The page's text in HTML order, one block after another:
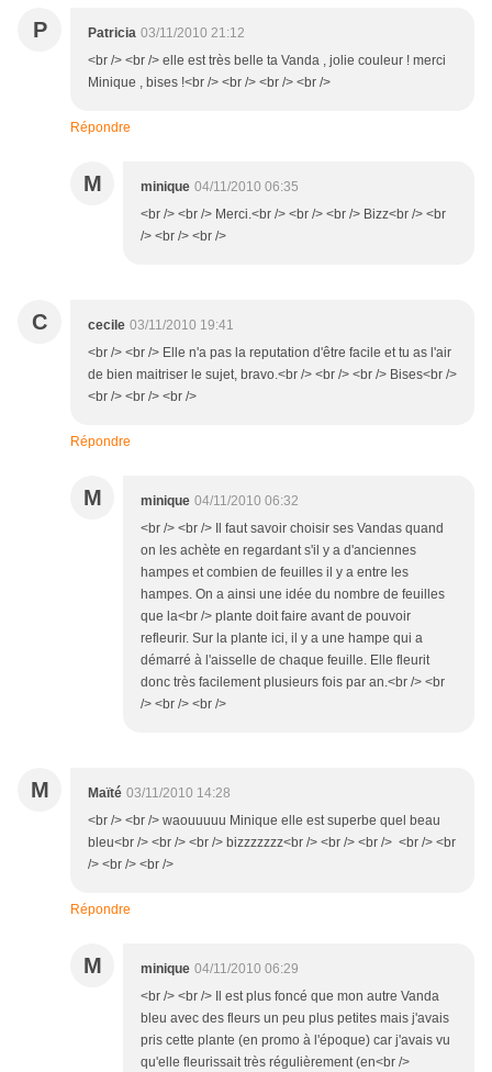
P Patricia 03/11/2010 21:12
<br /> <br /> elle est très belle ta Vanda , jolie couleur ! merci
Minique , bises !<br /> <br /> <br /> <br />
Répondre
M minique 04/11/2010 06:35
<br /> <br /> Merci.<br /> <br /> <br /> Bizz<br /> <br
/> <br /> <br />
C cecile 03/11/2010 19:41
<br /> <br /> Elle n'a pas la reputation d'être facile et tu as l'air
de bien maitriser le sujet, bravo.<br /> <br /> <br /> Bises<br />
<br /> <br /> <br />
Répondre
M minique 04/11/2010 06:32
<br /> <br /> Il faut savoir choisir ses Vandas quand
on les achète en regardant s'il y a d'anciennes
hampes et combien de feuilles il y a entre les
hampes. On a ainsi une idée du nombre de feuilles
que la<br /> plante doit faire avant de pouvoir
refleurir. Sur la plante ici, il y a une hampe qui a
démarré à l'aisselle de chaque feuille. Elle fleurit
donc très facilement plusieurs fois par an.<br /> <br
/> <br /> <br />
M Maïté 03/11/2010 14:28
<br /> <br /> waouuuuu Minique elle est superbe quel beau
bleu<br /> <br /> <br /> bizzzzzzz<br /> <br /> <br /> <br /> <br
/> <br /> <br />
Répondre
M minique 04/11/2010 06:29
<br /> <br /> Il est plus foncé que mon autre Vanda
bleu avec des fleurs un peu plus petites mais j'avais
pris cette plante (en promo à l'époque) car j'avais vu
qu'elle fleurissait très régulièrement (en<br />